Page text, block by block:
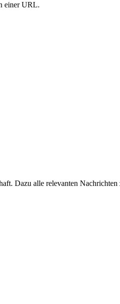
einer URL.
Dazu alle relevanten